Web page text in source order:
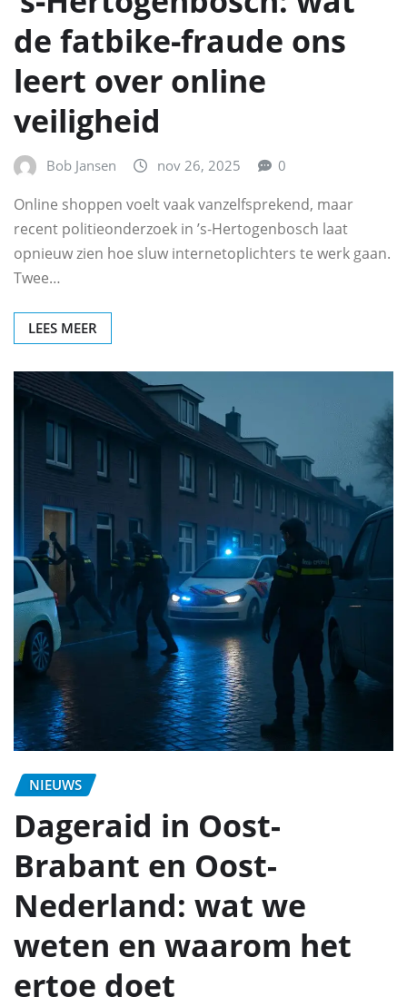
de fatbike‑fraude ons
leert over online
veiligheid
Bob Jansen nov 26, 2025 0
Online shoppen voelt vaak vanzelfsprekend, maar
recent politieonderzoek in ’s‑Hertogenbosch laat
opnieuw zien hoe sluw internetoplichters te werk gaan.
Twee…
LEES MEER
NIEUWS
Dageraid in Oost-
Brabant en Oost-
Nederland: wat we
weten en waarom het
ertoe doet